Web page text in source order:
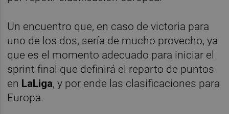
Un encuentro que, en caso de victoria para
uno de los dos, sería de mucho provecho, ya
que es el momento adecuado para iniciar el
sprint final que definirá el reparto de puntos
en LaLiga, y por ende las clasificaciones para
Europa.